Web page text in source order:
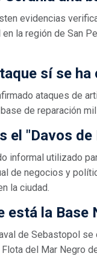
evidencias
en la región de San
sí se
ataques de
de reparación
el "Davos de
informal utilizado
de negocios y
la ciudad.
está la Base
de Sebastopol se
del Mar Negro